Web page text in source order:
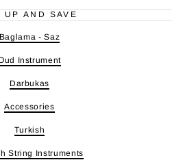
UP AND SAVE
Baglama - Saz
Instrument
Darbukas
Accessories
Turkish
String Instruments